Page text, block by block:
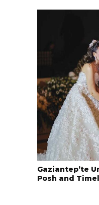
Gaziantep’te
Posh and